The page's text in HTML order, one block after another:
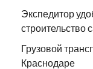
Экспедитор
строительство
Грузовой
Краснодаре